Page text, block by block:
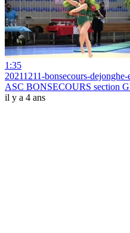
1:35
20211211-bonsecours-dejonghe-
ASC BONSECOURS section
il y a 4 ans